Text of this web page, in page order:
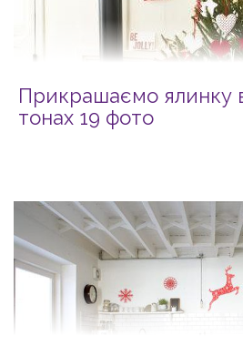
Прикрашаємо ялинку
тонах 19 фото